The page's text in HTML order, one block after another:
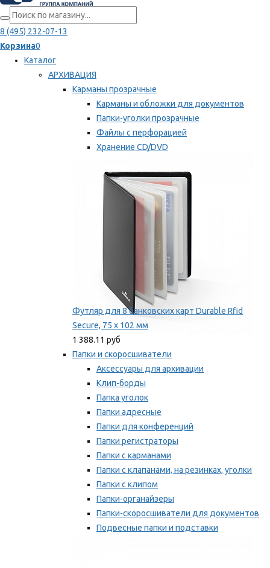
8 (495) 232-07-13
Корзина0
Каталог
АРХИВАЦИЯ
Карманы прозрачные
Карманы и обложки для документов
Папки-уголки прозрачные
Файлы с перфорацией
Хранение CD/DVD
Мы рекомендуем
Футляр для 8 банковских карт Durable Rfid
Secure, 75 х 102 мм
1 388.11 руб
Папки и скоросшиватели
Аксессуары для архивации
Клип-борды
Папка уголок
Папки адресные
Папки для конференций
Папки регистраторы
Папки с карманами
Папки с клапанами, на резинках, уголки
Папки с клипом
Папки-органайзеры
Папки-скоросшиватели для документов
Подвесные папки и подставки